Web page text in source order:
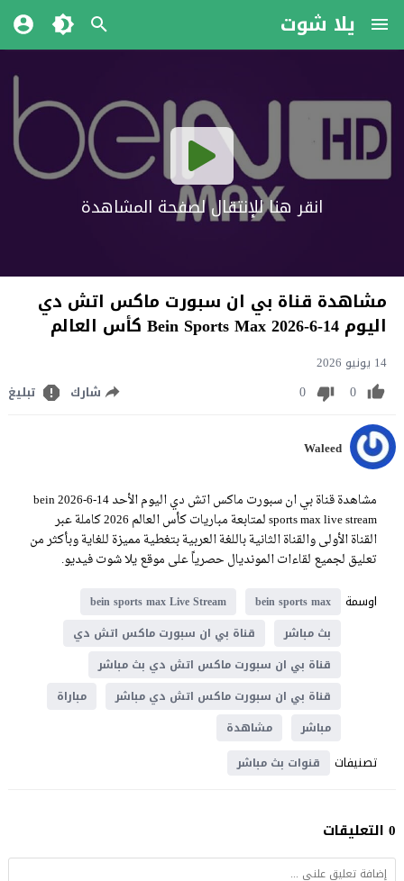
يلا شوت
انقر هنا للإنتقال لصفحة المشاهدة
مشاهدة قناة بي ان سبورت ماكس اتش دي
اليوم 14-6-2026 Bein Sports Max كأس العالم
14 يونيو 2026
0
0 شارك تبليغ
Waleed
مشاهدة قناة بي ان سبورت ماكس اتش دي اليوم الأحد 14-6-2026 bein
sports max live stream لمتابعة مباريات كأس العالم 2026 كاملة عبر
القناة الأولى والقناة الثانية باللغة العربية بتغطية مميزة للغاية وبأكثر من
تعليق لجميع لقاءات المونديال حصرياً على موقع يلا شوت فيديو.
اوسمة
bein sports max
bein sports max Live Stream
بث مباشر
قناة بي ان سبورت ماكس اتش دي
قناة بي ان سبورت ماكس اتش دي بث مباشر
قناة بي ان سبورت ماكس اتش دي مباشر
مباراة
مباشر
مشاهدة
تصنيفات قنوات بث مباشر
0 التعليقات